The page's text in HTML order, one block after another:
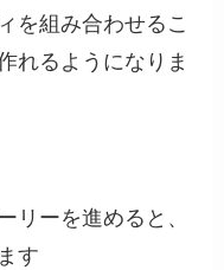
を組み合わせるこ
れるようになりま
ーを進めると、
す